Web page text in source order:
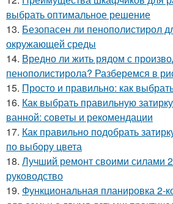
выбрать оптимальное решение
13. Безопасен ли пенополистирол
окружающей среды
14. Вредно ли жить рядом с
пенополистирола? Разберемся в
15. Просто и правильно: как
16. Как выбрать правильную
ванной: советы и рекомендации
17. Как правильно подобрать
по выбору цвета
18. Лучший ремонт своими силами
руководство
19. Функциональная планировка 2-